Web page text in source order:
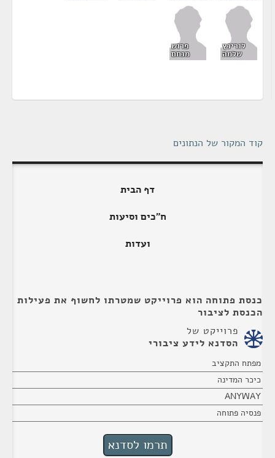
לורינץ
שלמה
פרוש
מנחם
קוד המקור של הנתונים
דף הבית
ח"כים וסיעות
ועדות
כנסת פתוחה הוא פרוייקט שמטרתו לחשוף את פעילות
הכנסת לציבור
פרוייקט של
הסדנא לידע ציבורי
מפתח התקציב
כיכר המדינה
ANYWAY
פנסיה פתוחה